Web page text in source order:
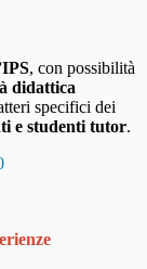
, con possibilità
didattica
specifici dei
e studenti tutor.